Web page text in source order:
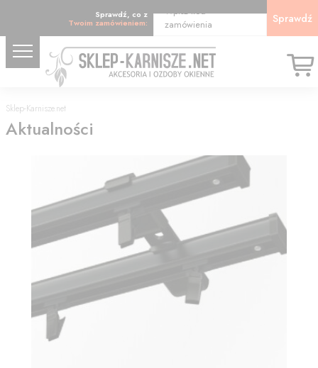
Sprawdź, co z
Twoim zamówieniem:
Wpisz kod
zamówienia
Sprawdź
Sklep-Karnisze.net
Aktualności